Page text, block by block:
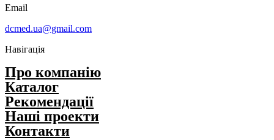
Email
dcmed.ua@gmail.com
Навігація
Про компанію
Каталог
Рекомендації
Нашi проекти
Контакти